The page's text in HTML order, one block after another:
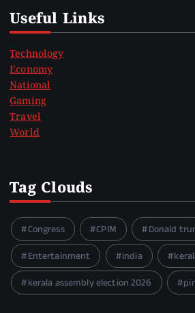
Useful Links
Technology
Economy
National
Gaming
Travel
World
Tag Clouds
Congress CPIM
Donald
Entertainment
india
kerala assembly election 2026